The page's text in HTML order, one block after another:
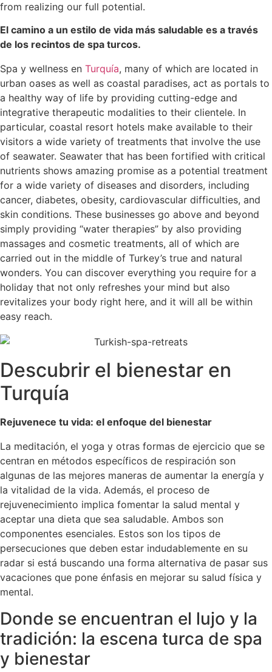
from realizing our full potential.
El camino a un estilo de vida más saludable es a través
de los recintos de spa turcos.
Spa y wellness en Turquía, many of which are located in
urban oases as well as coastal paradises, act as portals to
a healthy way of life by providing cutting-edge and
integrative therapeutic modalities to their clientele. In
particular, coastal resort hotels make available to their
visitors a wide variety of treatments that involve the use
of seawater. Seawater that has been fortified with critical
nutrients shows amazing promise as a potential treatment
for a wide variety of diseases and disorders, including
cancer, diabetes, obesity, cardiovascular difficulties, and
skin conditions. These businesses go above and beyond
simply providing “water therapies” by also providing
massages and cosmetic treatments, all of which are
carried out in the middle of Turkey’s true and natural
wonders. You can discover everything you require for a
holiday that not only refreshes your mind but also
revitalizes your body right here, and it will all be within
easy reach.
Descubrir el bienestar en
Turquía
Rejuvenece tu vida: el enfoque del bienestar
La meditación, el yoga y otras formas de ejercicio que se
centran en métodos específicos de respiración son
algunas de las mejores maneras de aumentar la energía y
la vitalidad de la vida. Además, el proceso de
rejuvenecimiento implica fomentar la salud mental y
aceptar una dieta que sea saludable. Ambos son
componentes esenciales. Estos son los tipos de
persecuciones que deben estar indudablemente en su
radar si está buscando una forma alternativa de pasar sus
vacaciones que pone énfasis en mejorar su salud física y
mental.
Donde se encuentran el lujo y la
tradición: la escena turca de spa
y bienestar